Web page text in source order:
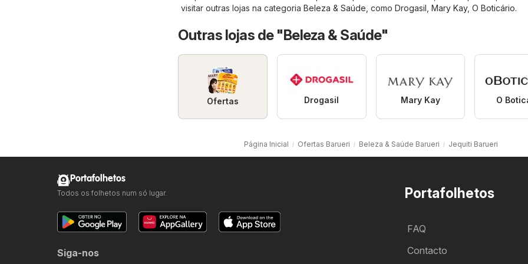
visitar outras lojas na categoria Beleza & Saúde , como Drogasil Mary Kay, O Boticário.
Outras lojas de "Beleza & Saúde"
Ofertas Drogasil Mary Kay O
Página Inicial Ofertas Barueri Beleza & Saúde Barueri Jequiti Barueri
Portafolhetos
FAQ
Contacto
Portafolhetos
Todos os folhetos num só lugar.
Siga-nos